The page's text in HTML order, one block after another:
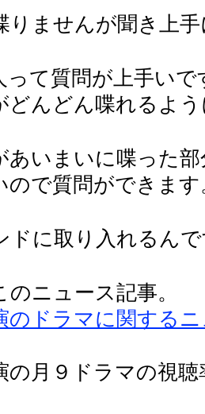
りませんが聞き上
って質問が上手いで
どんどん喋れるよ
あいまいに喋った部
ので質問ができます
ドに取り入れるん
ニュース記事。
のドラマに関する
の月９ドラマの視